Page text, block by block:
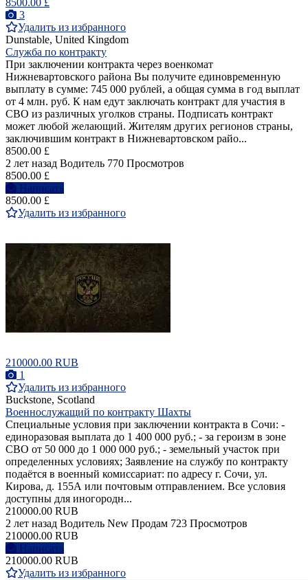
8500.00 £
3
Удалить из избранного
Dunstable, United Kingdom
Служба по контракту
При заключении контракта через военкомат
Нижневартовского района Вы получите единовременную
выплату в сумме: 745 000 рублей, а общая сумма в год выплат
от 4 млн. руб. К нам едут заключать контракт для участия в
СВО из различных уголков страны. Подписать контракт
может любой желающий. Жителям других регионов страны,
заключившим контракт в Нижневартовском райо...
8500.00 £
2 лет назад Водитель 770 Просмотров
8500.00 £
Написать
8500.00 £
Удалить из избранного
210000.00 RUB
1
Удалить из избранного
Buckstone, Scotland
Военнослужащий по контракту Шахты
Специальные условия при заключении контракта в Сочи: -
единоразовая выплата до 1 400 000 руб.; - за героизм в зоне
СВО от 50 000 до 1 000 000 руб.; - земельный участок при
определенных условиях; Заявление на службу по контракту
подаётся в военный комиссариат: по адресу г. Сочи, ул.
Кирова, д. 155А или почтовым отправлением. Все условия
доступны для иногородн...
210000.00 RUB
2 лет назад Водитель New Продам 723 Просмотров
210000.00 RUB
Написать
210000.00 RUB
Удалить из избранного